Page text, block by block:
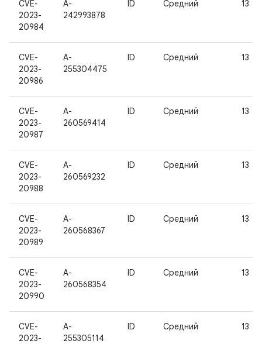
CVE-
2023-
20984
A-
242993878
ID Средний 13
CVE-
2023-
20986
A-
255304475
ID Средний 13
CVE-
2023-
20987
A-
260569414
ID Средний 13
CVE-
2023-
20988
A-
260569232
ID Средний 13
CVE-
2023-
20989
A-
260568367
ID Средний 13
CVE-
2023-
20990
A-
260568354
ID Средний 13
CVE-
2023-
A-
255305114
ID Средний 13